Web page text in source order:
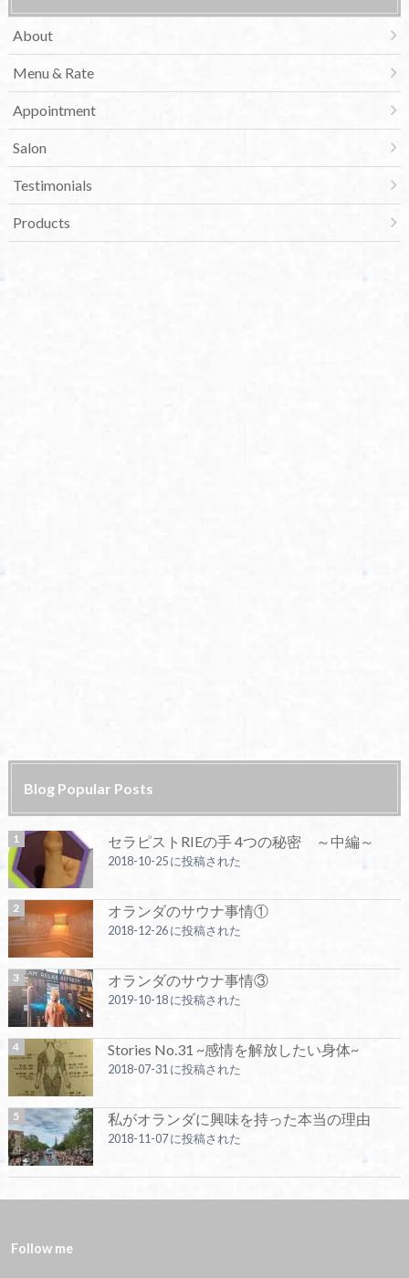
About
Menu & Rate
Appointment
Salon
Testimonials
Products
Blog Popular Posts
セラピストRIEの手 4つの秘密 ～中編～
2018-10-25 に投稿された
オランダのサウナ事情①
2018-12-26 に投稿された
オランダのサウナ事情③
2019-10-18 に投稿された
Stories No.31 ~感情を解放したい身体~
2018-07-31 に投稿された
私がオランダに興味を持った本当の理由
2018-11-07 に投稿された
Follow me